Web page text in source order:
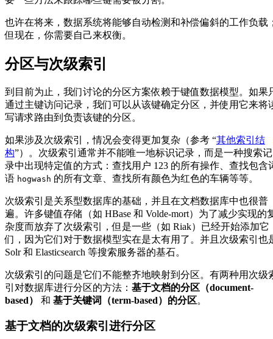
也许在将来，数据系统将能够自动检测和补偿偏斜的工作负载
但现在，你需要自己来权衡。
分区与次级索引
到目前为止，我们讨论的分区方案依赖于键值数据模型。如果
通过主键访问记录，我们可以从该键确定分区，并使用它来将
写请求路由到负责该键的分区。
如果涉及次级索引，情况会变得更加复杂（参考 “其他索引结
构”）。次级索引通常并不能唯一地标识记录，而是一种搜索记
录中出现特定值的方式：查找用户 123 的所有操作、查找包含
语 hogwash 的所有文章、查找所有颜色为红色的车辆等等。
次级索引是关系型数据库的基础，并且在文档数据库中也很普
遍。许多键值存储（如 HBase 和 Volde-mort）为了减少实现的
杂度而放弃了次级索引，但是一些（如 Riak）已经开始添加它
们，因为它们对于数据模型实在是太有用了。并且次级索引也
Solr 和 Elasticsearch 等搜索服务器的基石。
次级索引的问题是它们不能整齐地映射到分区。有两种用次级
引对数据库进行分区的方法： 基于文档的分区（document-
based）
和 基于关键词（term-based）的分区。
基于文档的次级索引进行分区